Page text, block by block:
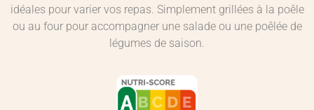
idéales pour varier vos repas. Simplement grillées à la poêle
ou au four pour accompagner une salade ou une poêlée de
légumes de saison.